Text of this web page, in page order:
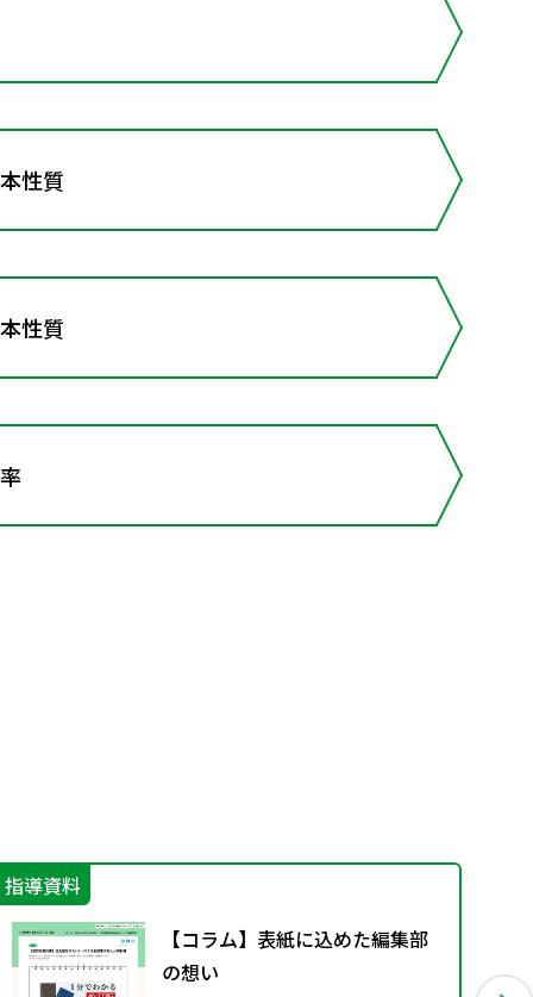
性質
性質
指導資料
【コラム】表紙に込めた編集部
の想い